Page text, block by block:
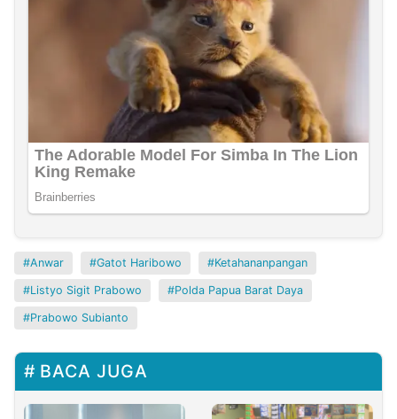
Anwar Gatot Haribowo Ketahananpangan
Listyo Sigit Prabowo Polda Papua Barat Daya
Prabowo Subianto
BACA JUGA